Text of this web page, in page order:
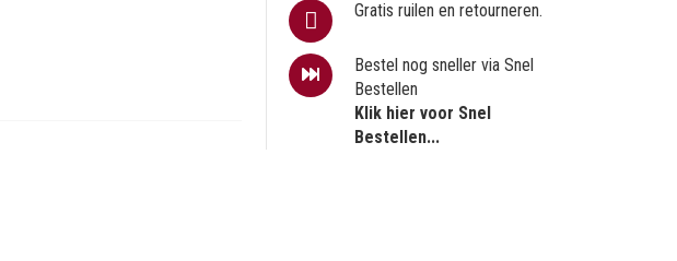
Gratis ruilen en retourneren.
Bestel nog sneller via Snel
Bestellen
Klik hier voor Snel
Bestellen...